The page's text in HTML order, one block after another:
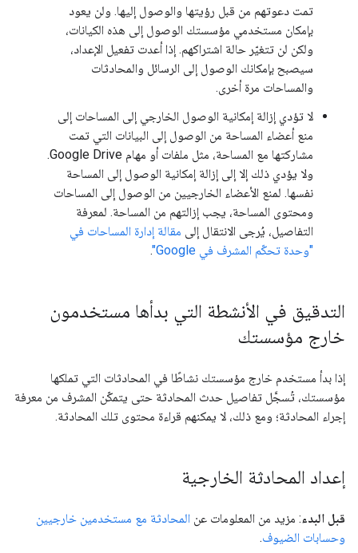
تمت دعوتهم من قبل رؤيتها والوصول إليها. ولن يعود
بإمكان مستخدمي مؤسستك الوصول إلى هذه الكيانات،
ولكن لن تتغيّر حالة اشتراكهم. إذا أعدت تفعيل الإعداد،
سيصبح بإمكانك الوصول إلى الرسائل والمحادثات
والمساحات مرة أخرى.
لا تؤدي إزالة إمكانية الوصول الخارجي إلى المساحات إلى
منع أعضاء المساحة من الوصول إلى البيانات التي تمت
مشاركتها مع المساحة، مثل ملفات أو مهام Google Drive.
ولا يؤدي ذلك إلا إلى إزالة إمكانية الوصول إلى المساحة
نفسها. لمنع الأعضاء الخارجيين من الوصول إلى المساحات
ومحتوى المساحة، يجب إزالتهم من المساحة. لمعرفة
التفاصيل، يُرجى الانتقال إلى مقالة إدارة المساحات في
"وحدة تحكّم المشرف في Google"
.
التدقيق في الأنشطة التي بدأها مستخدمون
خارج مؤسستك
إذا بدأ مستخدم خارج مؤسستك نشاطًا في المحادثات التي تملكها
مؤسستك، تُسجَّل تفاصيل حدث المحادثة حتى يتمكّن المشرف من معرفة
إجراء المحادثة؛ ومع ذلك، لا يمكنهم قراءة محتوى تلك المحادثة.
إعداد المحادثة الخارجية
قبل البدء: مزيد من المعلومات عن المحادثة مع مستخدمين خارجيين
وحسابات الضيوف.